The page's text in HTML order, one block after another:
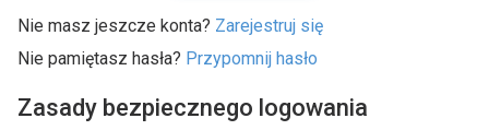
Nie masz jeszcze konta? Zarejestruj się
Nie pamiętasz hasła? Przypomnij hasło
Zasady bezpiecznego logowania